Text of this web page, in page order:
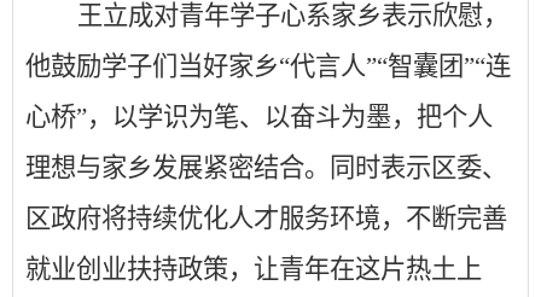
王立成对青年学子心系家乡表示欣慰，
他鼓励学子们当好家乡“代言人”“智囊团”“连
心桥”，以学识为笔、以奋斗为墨，把个人
理想与家乡发展紧密结合。同时表示区委、
区政府将持续优化人才服务环境，不断完善
就业创业扶持政策，让青年在这片热土上